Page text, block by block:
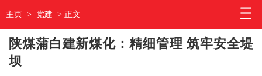
主页 > 党建 > 正文
陕煤蒲白建新煤化：精细管理 筑牢安全堤
坝